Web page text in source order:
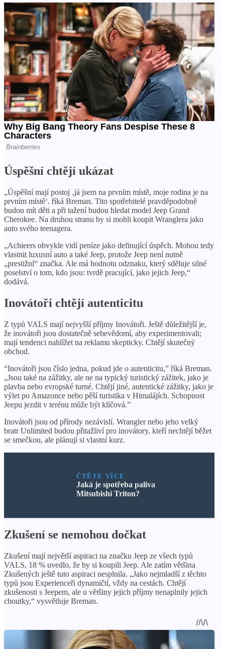
Úspěšní chtějí ukázat
„Úspěšní mají postoj ‚já jsem na prvním místě, moje rodina je na
prvním místě‘. říká Breman. Tito spotřebitelé pravděpodobně
budou mít děti a při tažení budou hledat model Jeep Grand
Cherokee. Na druhou stranu by si mohli koupit Wranglera jako
auto svého teenagera.
„Achieers obvykle vidí peníze jako definující úspěch. Mohou tedy
vlastnit luxusní auto a také Jeep, protože Jeep není nutně
„prestižní“ značka. Ale má hodnotu odznaku, který sděluje silné
poselství o tom, kdo jsou: tvrdě pracující, jako jejich Jeep,“
dodává.
Inovátoři chtějí autenticitu
Z typů VALS mají nejvyšší příjmy Inovátoři. Ještě důležitější je,
že inovátoři jsou dostatečně sebevědomí, aby experimentovali;
mají tendenci nahlížet na reklamu skepticky. Chtějí skutečný
obchod.
“Inovátoři jsou číslo jedna, pokud jde o autenticitu,” říká Breman.
„Jsou také na zážitky, ale ne na typický turistický zážitek, jako je
plavba nebo evropské turné. Chtějí jiné, autentické zážitky, jako je
výlet po Amazonce nebo pěší turistika v Himalájích. Schopnost
Jeepu jezdit v terénu může být klíčová.”
Inovátoři jsou od přírody nezávislí. Wrangler nebo jeho velký
bratr Unlimited budou přitažliví pro inovátory, kteří nechtějí běžet
se smečkou, ale plánují si vlastní kurz.
ČTĚTE VÍCE
Jaká je spotřeba paliva
Mitsubishi Triton?
Zkušení se nemohou dočkat
Zkušení mají největší aspiraci na značku Jeep ze všech typů
VALS, 18 % uvedlo, že by si koupili Jeep. Ale zatím většina
Zkušených ještě tuto aspiraci nesplnila. „Jako nejmladší z těchto
typů jsou Experienceři dynamičtí, vždy na cestách. Chtějí
zkušenosti s Jeepem, ale u většiny jejich příjmy nenaplnily jejich
choutky,“ vysvětluje Breman.